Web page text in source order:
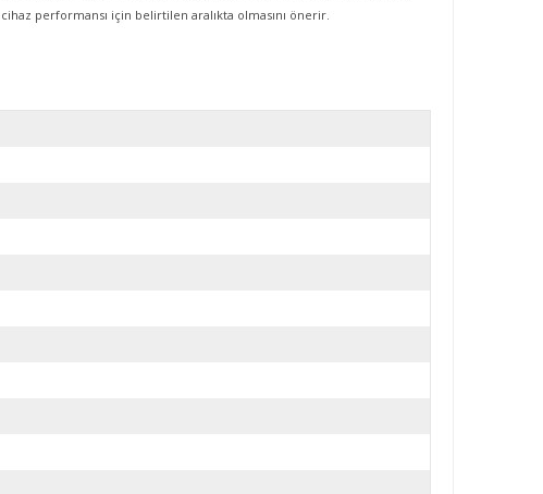
performansı için belirtilen aralıkta olmasını önerir.